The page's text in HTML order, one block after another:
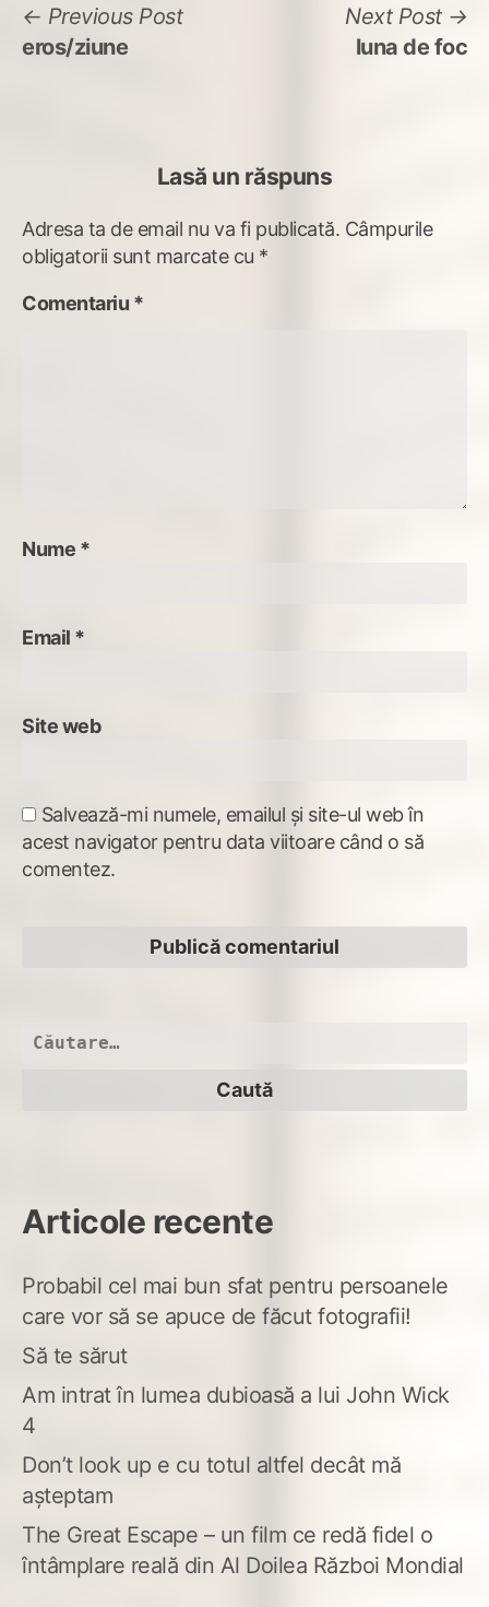
Navigare
în
Previous PostPrevious
eros/ziune
Next Post
luna de foc
Lasă un răspuns
Adresa ta de email nu va fi publicată. Câmpurile
obligatorii sunt marcate cu *
Comentariu *
Nume *
Email *
Site web
Salvează-mi numele, emailul și site-ul web în
acest navigator pentru data viitoare când o să
comentez.
Caută
Articole recente
Probabil cel mai bun sfat pentru persoanele
care vor să se apuce de făcut fotografii!
Să te sărut
Am intrat în lumea dubioasă a lui John Wick
4
Don’t look up e cu totul altfel decât mă
așteptam
The Great Escape – un film ce redă fidel o
întâmplare reală din Al Doilea Război Mondial